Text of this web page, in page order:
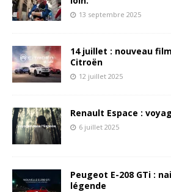
13 septembre 2025
14 juillet : nouveau
Citroën
12 juillet 2025
Renault Espace :
6 juillet 2025
Peugeot E-208 GTi :
légende